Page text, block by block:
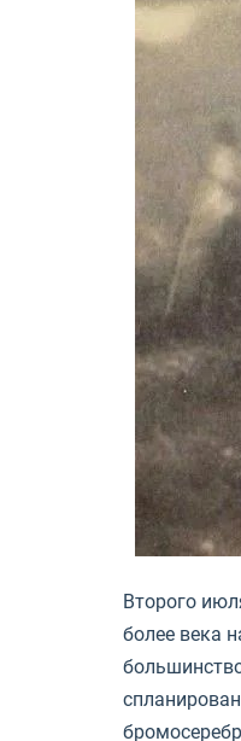
Второго
более века